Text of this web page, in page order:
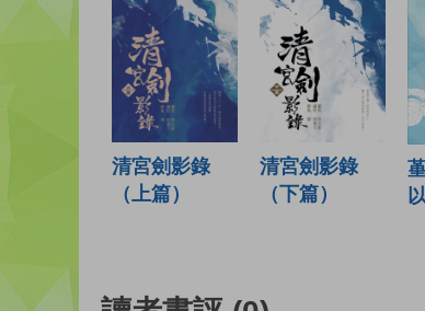
清宮劍影錄
（上篇）
清宮劍影錄
（下篇）